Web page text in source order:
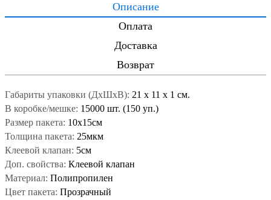
Описание
Оплата
Доставка
Возврат
Габариты упаковки (ДxШxВ): 21 x 11 x 1 см.
В коробке/мешке: 15000 шт. (150 уп.)
Размер пакета: 10x15см
Толщина пакета: 25мкм
Клеевой клапан: 5см
Доп. свойства: Клеевой клапан
Материал: Полипропилен
Цвет пакета: Прозрачный